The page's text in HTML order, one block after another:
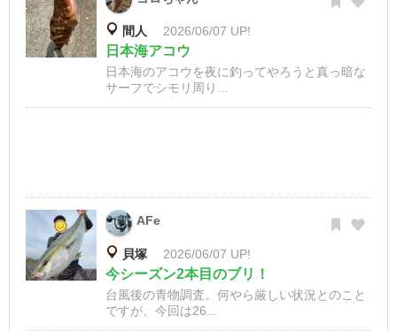
間人 2026/06/07 UP!
日本海アコウ
日本海のアコウを夜に釣ってやろうと真っ暗な
サーフでシモリ周り...
AFe
貝塚 2026/06/07 UP!
今シーズン2本目のブリ！
台風後の青物調査。何やら厳しい状況とのこと
ですが、今回は26...